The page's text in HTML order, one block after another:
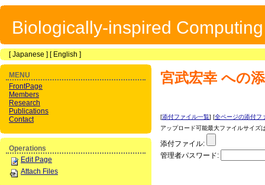
Biologically-inspired
[Japanese ] [ English ]
宮武宏幸 への
[添付ファイル一覧] [全ページの添付フ
アップロード可能最大ファイルサイズ
添付ファイル:
管理者パスワード:
MENU
FrontPage
Members
Research
Publications
Contact
Operations
Edit Page
Attach Files